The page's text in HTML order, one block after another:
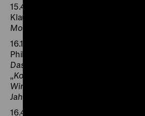
15.45
Klaus Schwabe, Aachen
Monnet und Amerika
16.15
Philipp Robinson Rössner,
Das Meer und die Konzeption von
„Konnektivität“ und Wettbewerb im
Wirtschaftsdenken insbesondere
Jahrhunderts
16.45